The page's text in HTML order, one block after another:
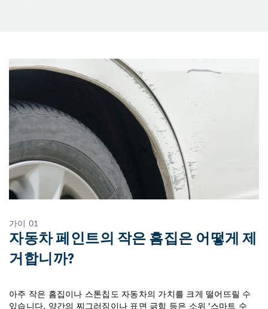
가이 01
자동차 페인트의 작은 흠집은 어떻게 제
거합니까?
아주 작은 흠집이나 스톤칩도 자동차의 가치를 크게 떨어뜨릴 수
있습니다. 약간의 찌그러짐이나 표면 긁힘 등은 소위 '스마트 수